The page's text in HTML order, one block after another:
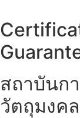
สถาบันก
วัตถุมงค